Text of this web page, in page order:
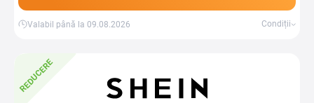
Valabil până la 09.08.2026 Condiții
REDUCERE